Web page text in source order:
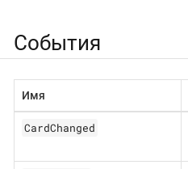
События
Имя
CardChanged